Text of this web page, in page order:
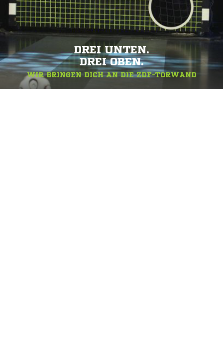
DREI UNTEN.
DREI OBEN.
WIR BRINGEN DICH AN DIE ZDF-TORWAND